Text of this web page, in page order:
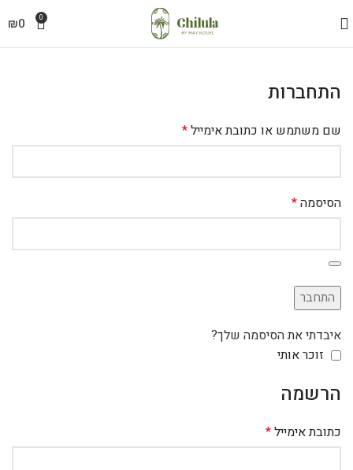
0
₪0
התחברות
שם משתמש או כתובת אימייל*
הסיסמה*
התחבר
איבדתי את הסיסמה שלך?
זוכר אותי
הרשמה
כתובת אימייל*